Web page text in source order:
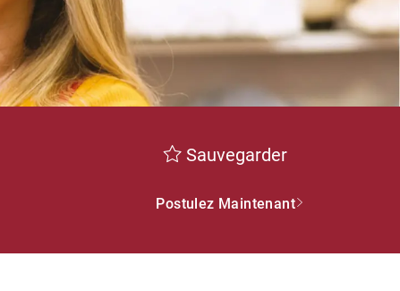
Sauvegarder
Postulez Maintenant